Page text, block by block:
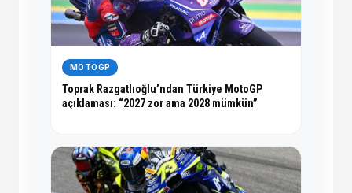
MOTOGP
Toprak Razgatlıoğlu’ndan Türkiye MotoGP
açıklaması: “2027 zor ama 2028 mümkün”